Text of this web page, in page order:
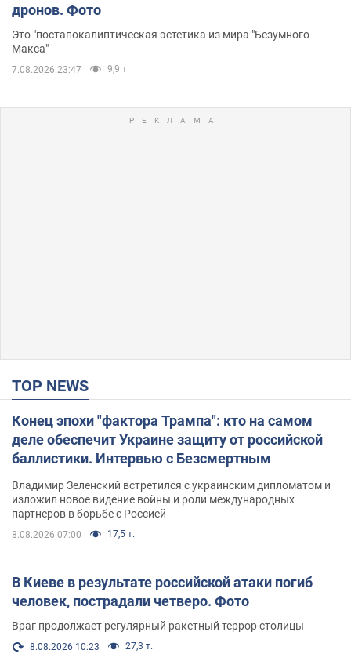
дронов. Фото
Это "постапокалиптическая эстетика из мира "Безумного
Макса"
7.08.2026 23:47 9,9 т.
TOP NEWS
Конец эпохи "фактора Трампа": кто на самом
деле обеспечит Украине защиту от российской
баллистики. Интервью с Безсмертным
Владимир Зеленский встретился с украинским дипломатом и
изложил новое видение войны и роли международных
партнеров в борьбе с Россией
8.08.2026 07:00 17,5 т.
В Киеве в результате российской атаки погиб
человек, пострадали четверо. Фото
Враг продолжает регулярный ракетный террор столицы
8.08.2026 10:23 27,3 т.